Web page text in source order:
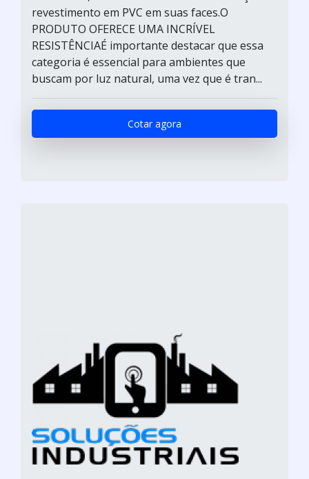
revestimento em PVC em suas faces.O
PRODUTO OFERECE UMA INCRÍVEL
RESISTÊNCIAÉ importante destacar que essa
categoria é essencial para ambientes que
buscam por luz natural, uma vez que é tran...
Cotar agora